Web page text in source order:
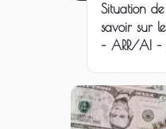
Situation
savoir sur
– ARR/AI –